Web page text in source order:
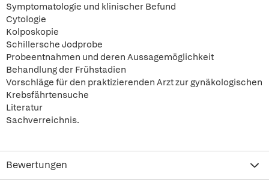
Symptomatologie und klinischer Befund
Cytologie
Kolposkopie
Schillersche Jodprobe
Probeentnahmen und deren Aussagemöglichkeit
Behandlung der Frühstadien
Vorschläge für den praktizierenden Arzt zur gynäkologischen
Krebsfährtensuche
Literatur
Sachverreichnis.
Bewertungen